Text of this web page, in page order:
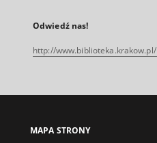
Odwiedź nas!
http://www.biblioteka.krakow.pl/
MAPA STRONY